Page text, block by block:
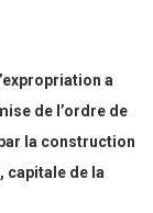
a
de l’ordre de
la construction
capitale de la